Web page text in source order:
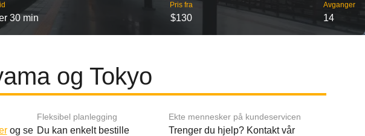
30 min
Pris fra
$130
Avganger
14
og Tokyo
og se
Fleksibel planlegging
Du kan enkelt bestille
Ekte mennesker på kundeservicen
Trenger du hjelp? Kontakt vår